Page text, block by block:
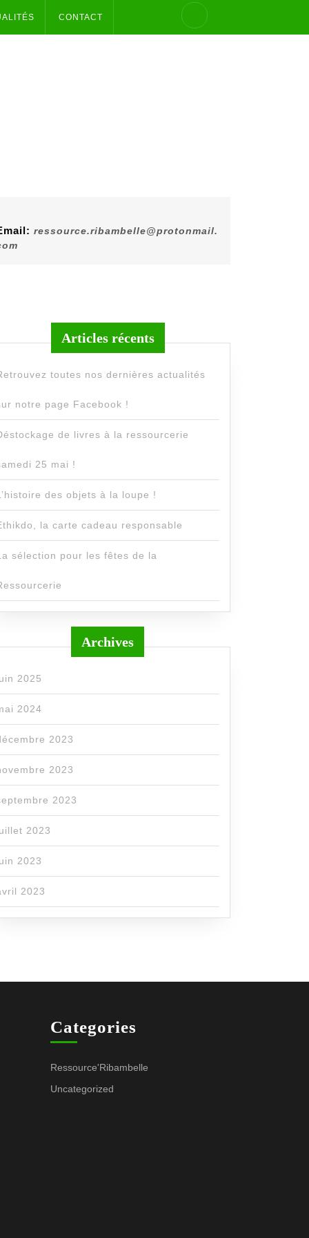
CONTACT
ressource.ribambelle@protonmail.
Articles récents
toutes nos dernières actualités
notre page Facebook !
de livres à la ressourcerie
25 mai !
des objets à la loupe !
la carte cadeau responsable
sélection pour les fêtes de la
Archives
2025
2024
2023
2023
2023
2023
2023
2023
Categories
Ressource'Ribambelle
Uncategorized